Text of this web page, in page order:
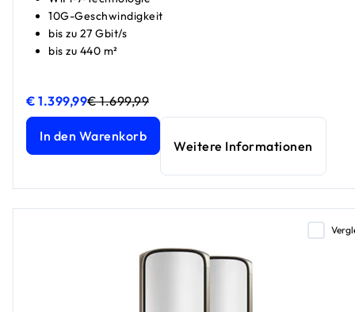
10G-Geschwindigkeit
bis zu 27 Gbit/s
bis zu 440 m²
€ 1.399,99
Orbi 970 Serie Quad-Band WiFi 7 Mesh 2er-Pack, Black
€ 1.699,99
Orbi 970 Serie Quad-Band WiFi 7 Mesh 2er-Pack, Black
In den Warenkorb
Weitere Informationen